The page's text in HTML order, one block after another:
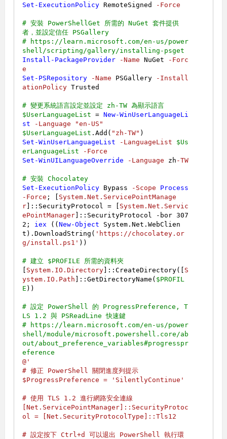
Set-ExecutionPolicy RemoteSigned -Force
# 安裝 PowerShellGet 所需的 NuGet 套件提供
者，並設定信任 PSGallery
# https://learn.microsoft.com/en-us/power
shell/scripting/gallery/installing-psget
Install-PackageProvider
-Name NuGet
-Forc
e
Set-PSRepository
-Name PSGallery
-Install
ationPolicy Trusted
# 變更系統語言設定並設定 zh-TW 為顯示語言
$UserLanguageList = New-WinUserLanguageLi
st
-Language
"en-US"
$UserLanguageList .Add( "zh-TW"
Set-WinUserLanguageList
-LanguageList
$Us
erLanguageList
-Force
Set-WinUILanguageOverride
-Language zh -TW
# 安裝 Chocolatey
Set-ExecutionPolicy Bypass -Scope
Process
-Force ; [ System.Net.ServicePointManage
r]::SecurityProtocol = [ System.Net.Servic
ePointManager]::SecurityProtocol -bor 307
2 ; iex ((New-Object System.Net.WebClien
t).DownloadString( 'https://chocolatey.or
g/install.ps1' ))
# 建立 $PROFILE 所需的資料夾
[ System.IO.Directory]::CreateDirectory([ S
ystem.IO.Path ]::GetDirectoryName( $PROFIL
E ))
# 設定 PowerShell 的 ProgressPreference, T
LS 1.2 與 PSReadLine 快速鍵
# https://learn.microsoft.com/en-us/power
shell/module/microsoft.powershell.core/ab
out/about_preference_variables#progresspr
eference
@'
# 修正 PowerShell 關閉進度列提示
$ProgressPreference = 'SilentlyContinue'
# 使用 TLS 1.2 進行網路安全連線
[Net.ServicePointManager]::SecurityProtoc
ol = [Net.SecurityProtocolType]::Tls12
# 設定按下 Ctrl+d 可以退出 PowerShell 執行環